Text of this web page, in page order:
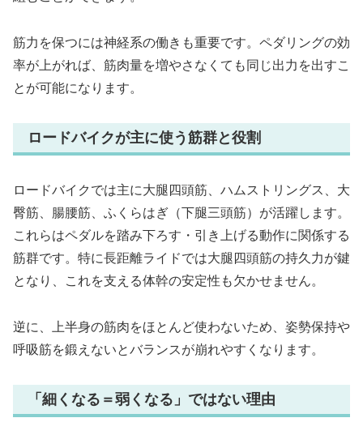
筋力を保つには神経系の働きも重要です。ペダリングの効
率が上がれば、筋肉量を増やさなくても同じ出力を出すこ
とが可能になります。
ロードバイクが主に使う筋群と役割
ロードバイクでは主に大腿四頭筋、ハムストリングス、大
臀筋、腸腰筋、ふくらはぎ（下腿三頭筋）が活躍します。
これらはペダルを踏み下ろす・引き上げる動作に関係する
筋群です。特に長距離ライドでは大腿四頭筋の持久力が鍵
となり、これを支える体幹の安定性も欠かせません。
逆に、上半身の筋肉をほとんど使わないため、姿勢保持や
呼吸筋を鍛えないとバランスが崩れやすくなります。
「細くなる＝弱くなる」ではない理由